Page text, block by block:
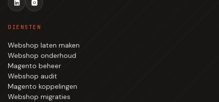
DIENSTEN
Webshop laten maken
Webshop onderhoud
Magento beheer
Webshop audit
Magento koppelingen
Webshop migraties